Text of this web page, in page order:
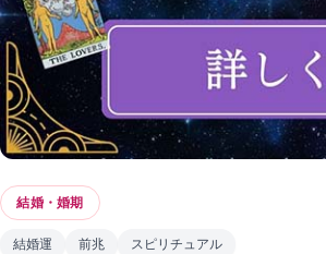
結婚・婚期
結婚運 前兆 スピリチュアル